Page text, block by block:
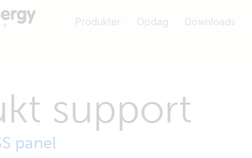
Produkter Opdag Downloads
support
panel